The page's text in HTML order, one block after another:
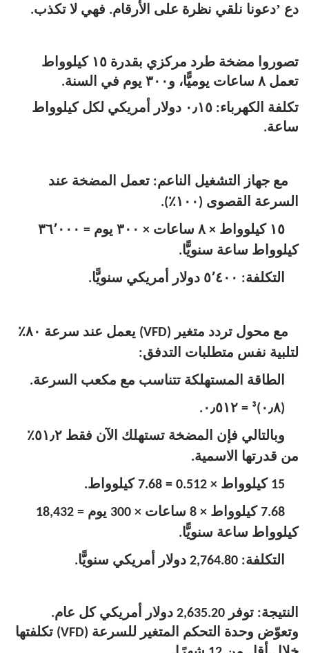
دع ’دعونا نلقي نظرة على الأرقام. فهي لا تكذب.
تصوروا مضخة طرد مركزي بقدرة ١٥ كيلوواط
تعمل ٨ ساعات يوميًّا، و٣٠٠ يوم في السنة.
تكلفة الكهرباء: ٠٫١٥ دولار أمريكي لكل كيلوواط
ساعة.
مع جهاز التشغيل الناعم: تعمل المضخة عند
السرعة القصوى (١٠٠٪).
١٥ كيلوواط × ٨ ساعات × ٣٠٠ يوم = ٣٦٬٠٠٠
كيلوواط ساعة سنويًّا.
التكلفة: ٥٬٤٠٠ دولار أمريكي سنويًّا.
مع محول تردد متغير (VFD) يعمل عند سرعة ٨٠٪
لتلبية نفس متطلبات التدفق:
الطاقة المستهلكة تتناسب مع مكعب السرعة.
(٠٫٨)³ = ٠٫٥١٢.
وبالتالي فإن المضخة تستهلك الآن فقط ٥١٫٢٪
من قدرتها الاسمية.
15 كيلوواط × 0.512 = 7.68 كيلوواط.
7.68 كيلوواط × 8 ساعات × 300 يوم = 18,432
كيلوواط ساعة سنويًّا.
التكلفة: 2,764.80 دولار أمريكي سنويًّا.
النتيجة: توفر 2,635.20 دولار أمريكي كل عام.
وتعوّض وحدة التحكم المتغير للسرعة (VFD) تكلفتها